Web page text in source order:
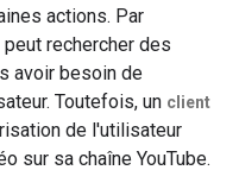
actions. Par
peut rechercher des
avoir besoin de
Toutefois, un client
de l'utilisateur
sur sa chaîne YouTube.